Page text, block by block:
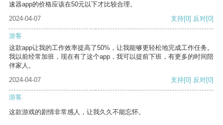
速器app的价格应该在50元以下才比较合理。
2024-04-07
支持[0] 反对[0]
游客
这款app让我的工作效率提高了50%，让我能够更轻松地完成工作任务。
我以前经常加班，现在有了这个app，我可以提前下班，有更多的时间陪
伴家人。
2024-04-07
支持[0] 反对[0]
游客
这款游戏的剧情非常感人，让我久久不能忘怀。